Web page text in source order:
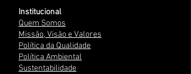
Institucional
Quem Somos
Missão, Visão e Valores
Política da Qualidade
Política Ambiental​
Sustentabilidade​